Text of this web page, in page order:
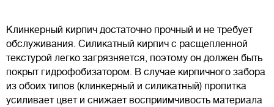
Клинкерный кирпич достаточно прочный и не требует
обслуживания. Силикатный кирпич с расщепленной
текстурой легко загрязняется, поэтому он должен быть
покрыт гидрофобизатором. В случае кирпичного забора
из обоих типов (клинкерный и силикатный) пропитка
усиливает цвет и снижает восприимчивость материала